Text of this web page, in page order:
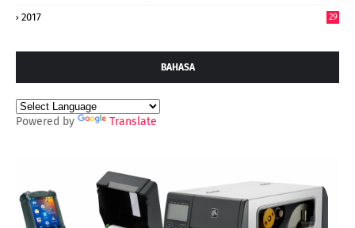
2017 29
BAHASA
Powered by Translate